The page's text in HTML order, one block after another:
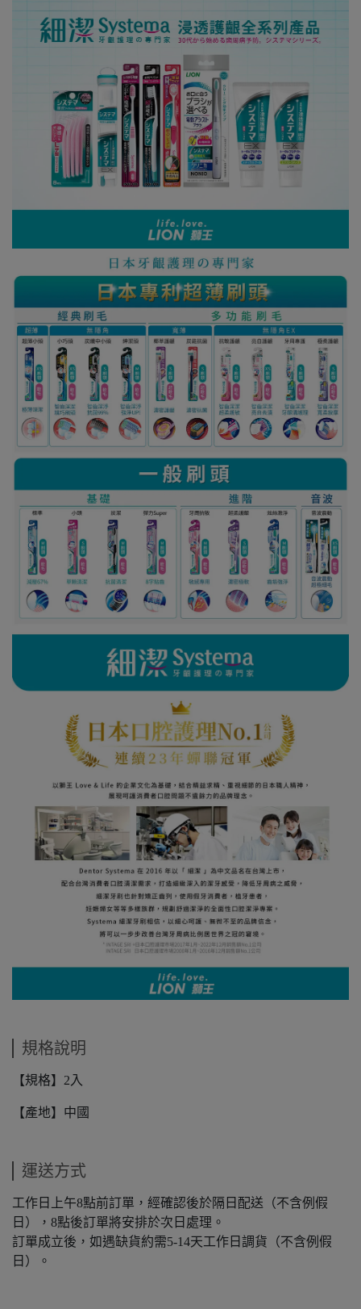
規格說明
【規格】2入
【產地】中國
運送方式
工作日上午8點前訂單，經確認後於隔日配送（不含例假
日），8點後訂單將安排於次日處理。
訂單成立後，如遇缺貨約需5-14天工作日調貨（不含例假
日）。